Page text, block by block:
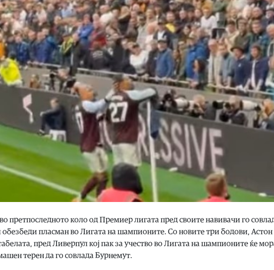
претпоследното коло од Премиер лигата пред своите навивачи го
обезбеди пласман во Лигата на шампионите. Со новите три бодови,
пред Ливерпул кој пак за учество во Лигата на шампионите ќе
терен да го совлада Бурнемут.